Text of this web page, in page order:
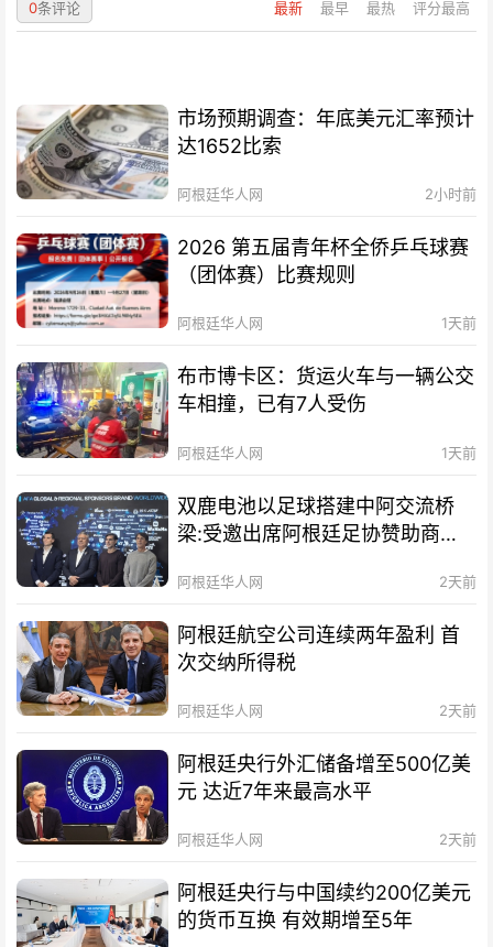
最新 最早 最热 评分最高
0条评论
市场预期调查：年底美元汇率预计
达1652比索
阿根廷华人网 2小时前
2026 第五届青年杯全侨乒乓球赛
（团体赛）比赛规则
阿根廷华人网 1天前
布市博卡区：货运火车与一辆公交
车相撞，已有7人受伤
阿根廷华人网 1天前
双鹿电池以足球搭建中阿交流桥
梁:受邀出席阿根廷足协赞助商招
阿根廷华人网 2天前
阿根廷航空公司连续两年盈利 首
次交纳所得税
阿根廷华人网 2天前
阿根廷央行外汇储备增至500亿美
元 达近7年来最高水平
阿根廷华人网 2天前
阿根廷央行与中国续约200亿美元
的货币互换 有效期增至5年